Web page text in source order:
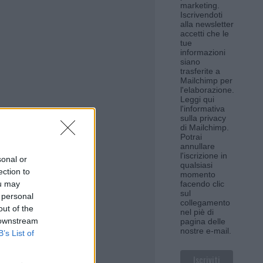
or
to
may
of the
List of
marketing.
Iscrivendoti
alla newsletter
accetti che le
tue
informazioni
siano
trasferite a
Mailchimp per
l'elaborazione.
Leggi qui
l'informativa
sulla privacy
di Mailchimp.
Potrai
annullare
l'iscrizione in
qualsiasi
momento
facendo clic
sul
collegamento
nel piè di
pagina delle
nostre e-mail.